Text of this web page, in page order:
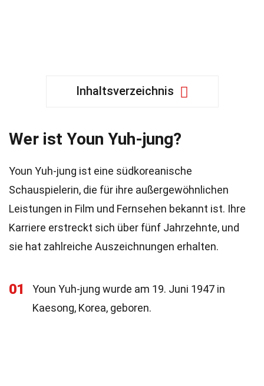
Inhaltsverzeichnis
Wer ist Youn Yuh-jung?
Youn Yuh-jung ist eine südkoreanische
Schauspielerin, die für ihre außergewöhnlichen
Leistungen in Film und Fernsehen bekannt ist. Ihre
Karriere erstreckt sich über fünf Jahrzehnte, und
sie hat zahlreiche Auszeichnungen erhalten.
01
Youn Yuh-jung wurde am 19. Juni 1947 in
Kaesong, Korea, geboren.